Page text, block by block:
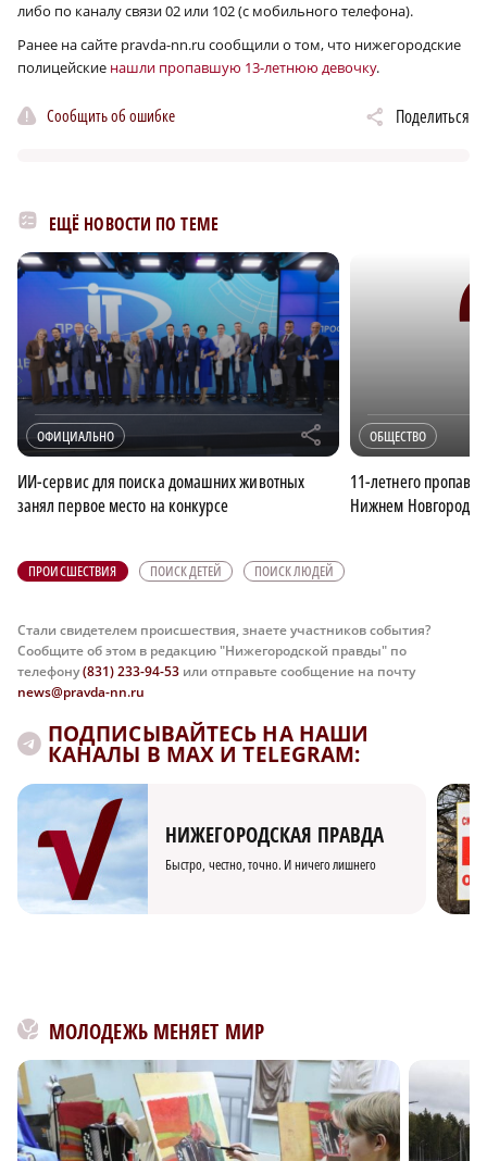
либо по каналу связи 02 или 102 (с мобильного телефона).
Ранее на сайте pravda-nn.ru сообщили о том, что нижегородские
полицейские нашли пропавшую 13-летнюю девочку.
Сообщить об ошибке Поделиться
ЕЩЁ НОВОСТИ ПО ТЕМЕ
ОФИЦИАЛЬНО r
ИИ-сервис для поиска домашних животных
занял первое место на конкурсе
ОБЩЕСТВО
11-летнего
Нижнем Новгороде
ПРОИСШЕСТВИЯ ПОИСК ДЕТЕЙ ПОИСК ЛЮДЕЙ
Стали свидетелем происшествия, знаете участников события?
Сообщите об этом в редакцию "Нижегородской правды" по
телефону(831) 233-94-53 или отправьте сообщение на почту
news@pravda-nn.ru
ПОДПИСЫВАЙТЕСЬ НА НАШИ
КАНАЛЫ В MAX И TELEGRAM:
НИЖЕГОРОДСКАЯ ПРАВДА
Быстро, честно, точно. И ничего лишнего
МОЛОДЕЖЬ МЕНЯЕТ МИР